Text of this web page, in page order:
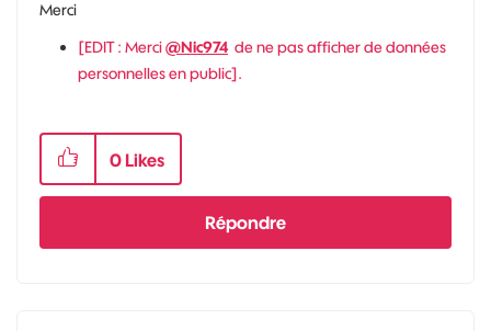
Merci
[EDIT : Merci@Nic974 de ne pas afficher de données
personnelles en public].
0 Likes
Répondre